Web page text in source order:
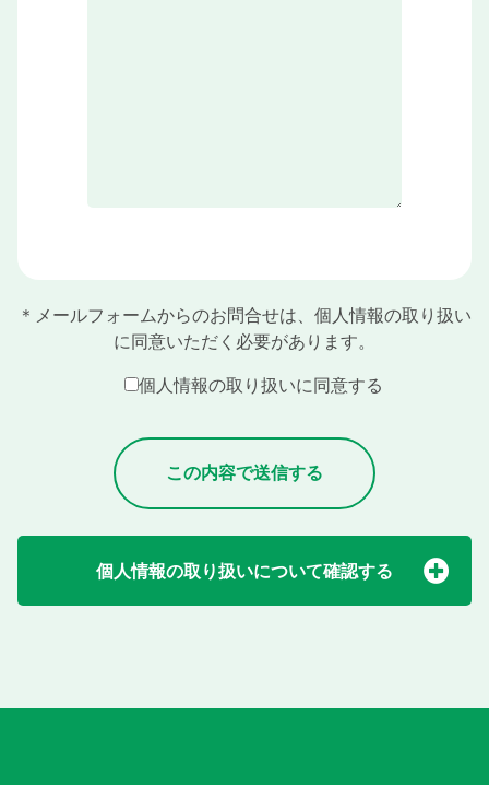
＊メールフォームからのお問合せは、個人情報の取り扱い
に同意いただく必要があります。
個人情報の取り扱いに同意する
個人情報の取り扱いについて確認する